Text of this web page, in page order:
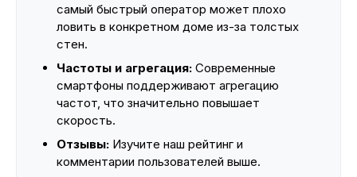
самый быстрый оператор может плохо
ловить в конкретном доме из-за толстых
стен.
Частоты и агрегация: Современные
смартфоны поддерживают агрегацию
частот, что значительно повышает
скорость.
Отзывы: Изучите наш рейтинг и
комментарии пользователей выше.